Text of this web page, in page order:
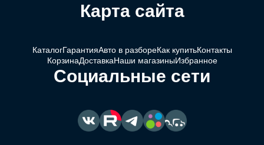
Карта сайта
КаталогГарантияАвто в разбореКак купитьКонтакты
КорзинаДоставкаНаши магазиныИзбранное
Социальные сети